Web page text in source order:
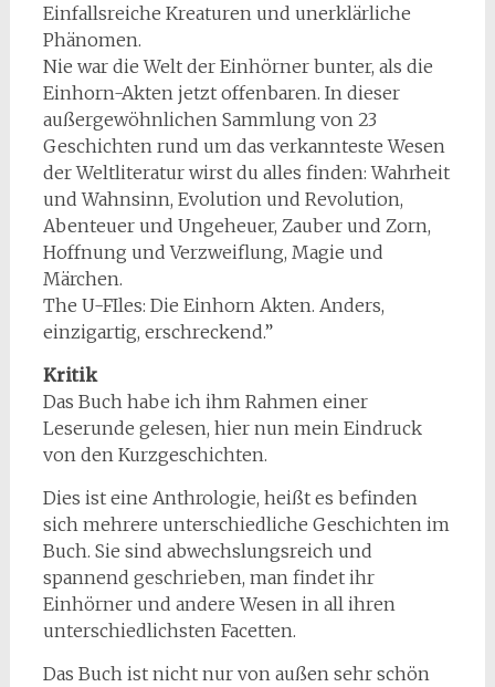
Einfallsreiche Kreaturen und unerklärliche
Phänomen.
Nie war die Welt der Einhörner bunter, als die
Einhorn-Akten jetzt offenbaren. In dieser
außergewöhnlichen Sammlung von 23
Geschichten rund um das verkannteste Wesen
der Weltliteratur wirst du alles finden: Wahrheit
und Wahnsinn, Evolution und Revolution,
Abenteuer und Ungeheuer, Zauber und Zorn,
Hoffnung und Verzweiflung, Magie und
Märchen.
The U-FIles: Die Einhorn Akten. Anders,
einzigartig, erschreckend.”
Kritik
Das Buch habe ich ihm Rahmen einer
Leserunde gelesen, hier nun mein Eindruck
von den Kurzgeschichten.
Dies ist eine Anthrologie, heißt es befinden
sich mehrere unterschiedliche Geschichten im
Buch. Sie sind abwechslungsreich und
spannend geschrieben, man findet ihr
Einhörner und andere Wesen in all ihren
unterschiedlichsten Facetten.
Das Buch ist nicht nur von außen sehr schön